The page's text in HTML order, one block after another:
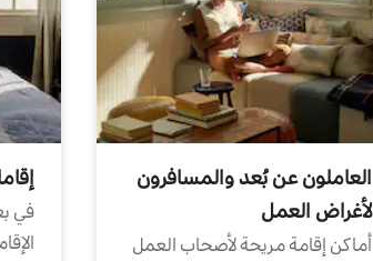
العاملون عن بُعد والمسافرون
لأغراض العمل
أماكن إقامة مريحة لأصحاب العمل
في